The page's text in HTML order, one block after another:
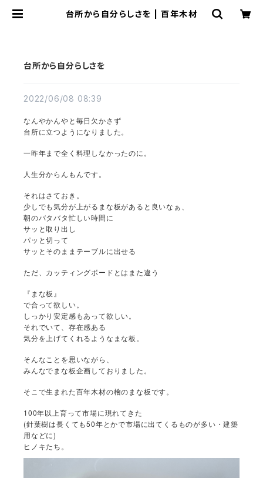
台所から自分らしさを | 百年木材
台所から自分らしさを
2022/06/08 08:39
なんやかんやと毎日欠かさず
台所に立つようになりました。
一昨年まで全く料理しなかったのに。
人生分からんもんです。
それはさておき。
少しでも気分が上がるまな板があると良いなぁ、
朝のバタバタ忙しい時間に
サッと取り出し
パッと切って
サッとそのままテーブルに出せる
ただ、カッティングボードとはまた違う
『まな板』
で合って欲しい。
しっかり安定感もあって欲しい。
それでいて、存在感ある
気分を上げてくれるようなまな板。
そんなことを思いながら、
みんなでまな板企画しておりました。
そこで生まれた百年木材の檜のまな板です。
100年以上育って市場に現れてきた
(針葉樹は長くても50年とかで市場に出てくるものが多い・建築
用などに)
ヒノキたち。